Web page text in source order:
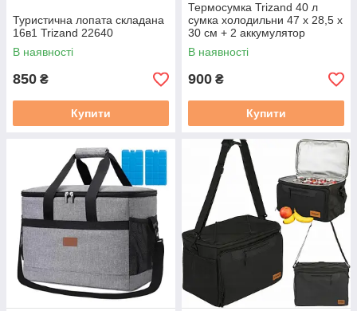
Туристична лопата складана
16в1 Trizand 22640
В наявності
850 ₴
Купити
Термосумка Trizand 40 л
сумка холодильни 47 x 28,5 x
30 см + 2 аккумулятор
холода (23843)
В наявності
900 ₴
Купити